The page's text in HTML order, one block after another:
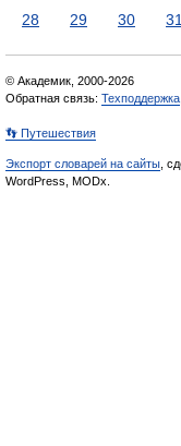
28
29 30 31
© Академик, 2000-2026
Обратная связь: Техподдержка
👣 Путешествия
Экспорт словарей на сайты ,
WordPress, MODx.